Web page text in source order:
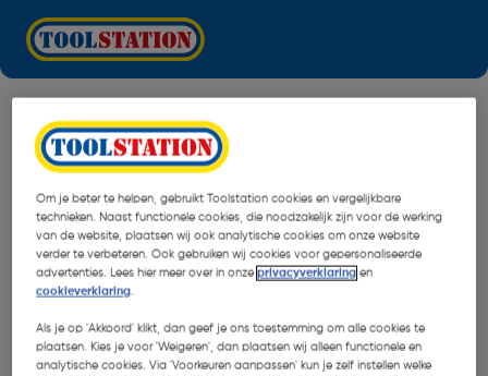
Om je beter te helpen, gebruikt Toolstation cookies en vergelijkbare
technieken. Naast functionele cookies, die noodzakelijk zijn voor de werking
van de website, plaatsen wij ook analytische cookies om onze website
verder te verbeteren. Ook gebruiken wij cookies voor gepersonaliseerde
advertenties. Lees hier meer over in onzeprivacyverklaring en
cookieverklaring.
Als je op 'Akkoord' klikt, dan geef je ons toestemming om alle cookies te
plaatsen. Kies je voor 'Weigeren', dan plaatsen wij alleen functionele en
analytische cookies. Via 'Voorkeuren aanpassen' kun je zelf instellen welke